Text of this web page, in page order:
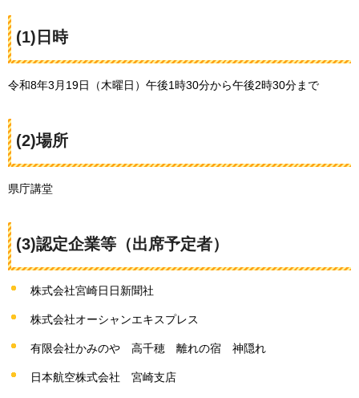
(1)日時
令和8年3月19日（木曜日）午後1時30分から午後2時30分まで
(2)場所
県庁講堂
(3)認定企業等（出席予定者）
株式会社宮崎日日新聞社
株式会社オーシャンエキスプレス
有限会社かみのや 高千穂 離れの宿 神隠れ
日本航空株式会社 宮崎支店